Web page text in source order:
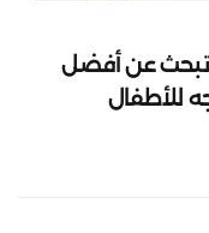
تبحث عن أفضل
للأطفال